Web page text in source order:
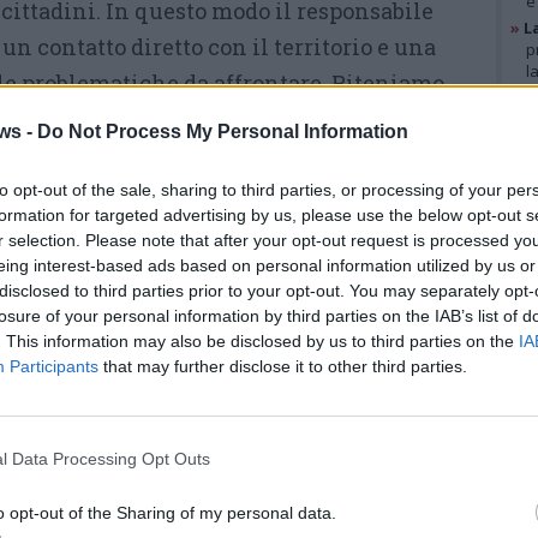
- Do Not Process My Personal Information
opt-out of the sale, sharing to third parties, or processing of your
for targeted advertising by us, please use the below opt-out
selection. Please note that after your opt-out request is processed
interest-based ads based on personal information utilized by us
to third parties prior to your opt-out. You may separately
of your personal information by third parties on the IAB’s list of
This information may also be disclosed by us to third parties on the
Participants that may further disclose it to other third parties.
Data Processing Opt Outs
opt-out of the Sharing of my personal data.
In questo modo il responsabile
contatto diretto con il territorio e una
problematiche da affrontare. Riteniamo
persona ideale per ricoprire il ruolo di
per Besozzo, Brebbia, Ispra, Travedona
e Bregano. Siamo certi che svolgerà
sta dimostrando all’interno del Direttivo,
organizzazione e
«Desidero esprimere la mia più sincera
che mi è stata accordata con la nomina a
per le zone di Besozzo, Travedona Monate,
e Bregano e Brebbia, nonché
Accolgo questo incarico con grande
»